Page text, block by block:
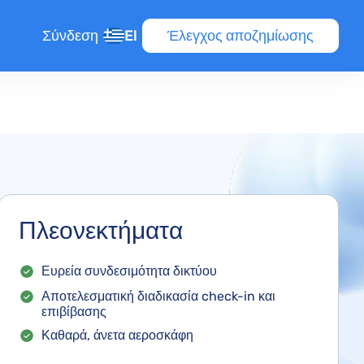
Σύνδεση El Έλεγχος αποζημίωσης
Πλεονεκτήματα
Ευρεία συνδεσιμότητα δικτύου
Αποτελεσματική διαδικασία check-in και
επιβίβασης
Καθαρά, άνετα αεροσκάφη